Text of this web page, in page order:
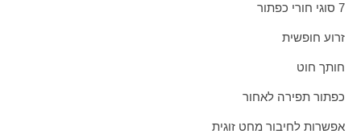
7 סוגי חורי כפתור
זרוע חופשית
חותך חוט
כפתור תפירה לאחור
אפשרות לחיבור מחט זוגית